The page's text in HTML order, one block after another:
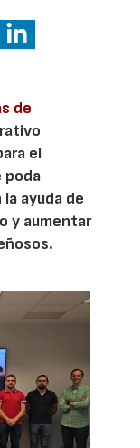
de
el
poda
ayuda de
y aumentar